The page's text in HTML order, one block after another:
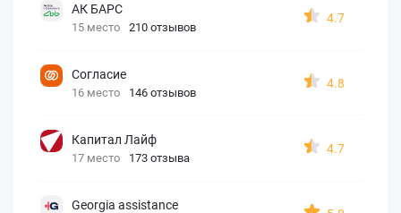
АК БАРС
15 место 210 отзывов
4.7
Согласие
16 место 146 отзывов
4.8
Капитал Лайф
17 место 173 отзыва
4.7
Georgia assistance